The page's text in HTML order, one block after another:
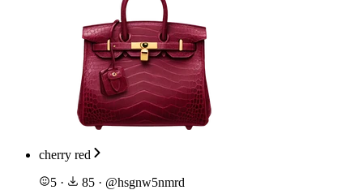
cherry red
5 · 85 · @hsgnw5nmrd